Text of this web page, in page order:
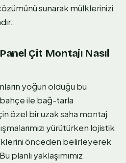
sunarak mülklerinizi
Çit Montajı Nasıl
yoğun olduğu bu
ile bağ-tarla
özel bir uzak saha montaj
yürütürken lojistik
önceden belirleyerek
yaklaşımımız